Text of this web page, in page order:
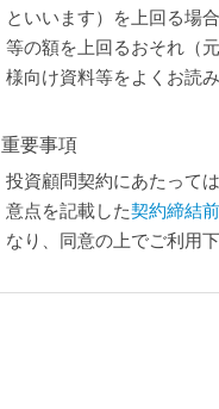
といいます）を上回る場
等の額を上回るおそれ（
様向け資料等をよくお読み
重要事項
投資顧問契約にあたって
意点を記載した契約締結
なり、同意の上でご利用下